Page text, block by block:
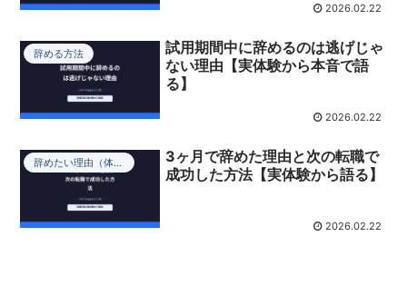
2026.02.22
辞める方法
試用期間中に辞めるのは逃げじゃ
ない理由【実体験から本音で語
る】
2026.02.22
辞めたい理由（体験談）
3ヶ月で辞めた理由と次の転職で
成功した方法【実体験から語る】
2026.02.22